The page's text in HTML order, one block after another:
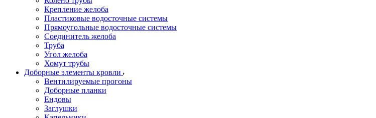
Крепление желоба
Пластиковые водосточные системы
Прямоугольные водосточные системы
Соединитель желоба
Труба
Угол желоба
Хомут трубы
Доборные элементы кровли
Вентилируемые прогоны
Доборные планки
Ендовы
Заглушки